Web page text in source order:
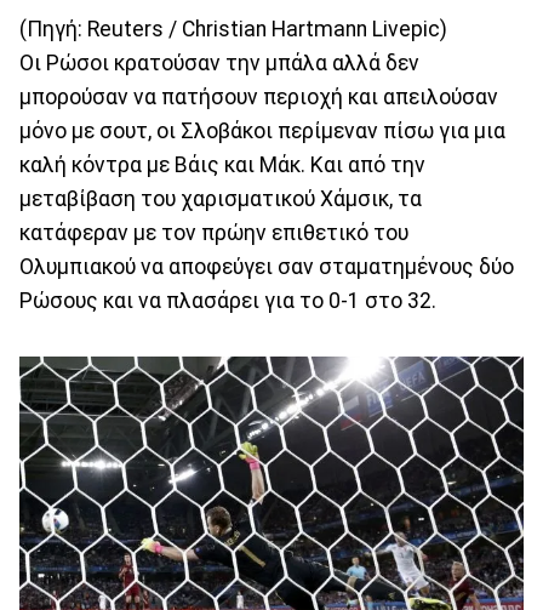
(Πηγή: Reuters / Christian Hartmann Livepic)
Οι Ρώσοι κρατούσαν την μπάλα αλλά δεν
μπορούσαν να πατήσουν περιοχή και απειλούσαν
μόνο με σουτ, οι Σλοβάκοι περίμεναν πίσω για μια
καλή κόντρα με Βάις και Μάκ. Και από την
μεταβίβαση του χαρισματικού Χάμσικ, τα
κατάφεραν με τον πρώην επιθετικό του
Ολυμπιακού να αποφεύγει σαν σταματημένους δύο
Ρώσους και να πλασάρει για το 0-1 στο 32.